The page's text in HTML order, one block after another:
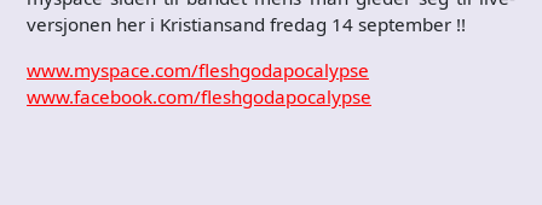
versjonen her i Kristiansand fredag 14 september !!
www.myspace.com/fleshgodapocalypse
www.facebook.com/fleshgodapocalypse